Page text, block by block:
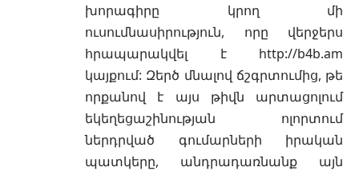
խորագիրը կրող մի
ուսումնասիրություն, որը վերջերս
հրապարակվել է http://b4b.am
կայքում: Զերծ մնալով ճշգրտումից, թե
որքանով է այս թիվն արտացոլում
եկեղեցաշինության ոլորտում
ներդրված գումարների իրական
պատկերը, անդրադառնանք այն